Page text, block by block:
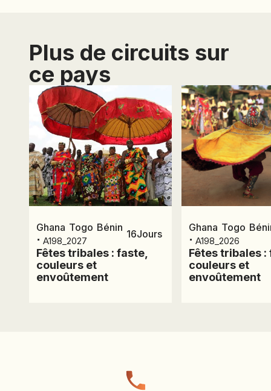
Plus de circuits sur
ce pays
Ghana Togo Bénin
⋅ A198_2027
16Jours
Fêtes tribales : faste,
couleurs et
envoûtement
Ghana Togo
⋅ A198_2026
Fêtes tribales :
couleurs et
envoûtement